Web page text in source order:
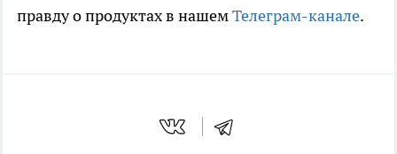
правду о продуктах в нашемТелеграм-канале.